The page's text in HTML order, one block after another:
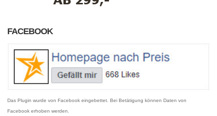
FACEBOOK
Das Plugin wurde von Facebook eingebettet. Bei Betätigung können Daten von
Facebook erhoben werden.